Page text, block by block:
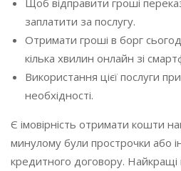
заплатити за послугу.
Отримати гроші в борг
кілька хвилин онлайн зі
Використання цієї послуги
необхідності.
Є імовірність отримати кошти
минулому були прострочки або
кредитного договору.